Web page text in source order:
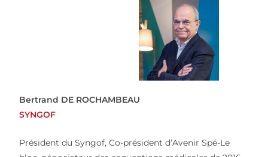
Bertrand DE ROCHAMBEAU
SYNGOF
Président du Syngof, Co-président d’Avenir Spé-Le